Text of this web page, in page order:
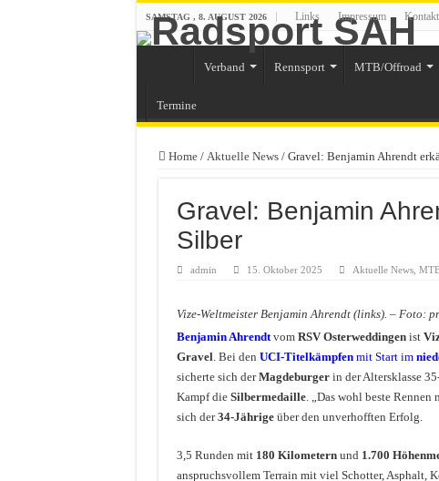
SAMSTAG , 8. AUGUST 2026 Links Impressum Kontakt
Verband Rennsport MTB/Offroad
Termine
Home / Aktuelle News / Gravel: Benjamin Ahrendt
Gravel: Benjamin
Silber
admin 15. Oktober 2025 Aktuelle News,
Vize-Weltmeister Benjamin Ahrendt (links). – Foto:
Benjamin Ahrendtvom RSV Osterweddingenist
Gravel. Bei den UCI-Titelkämpfenmit Start im
sicherte sich derMagdeburgerin der Altersklasse
Kampf die Silbermedaille. „Das wohl beste Rennen
sich der34-Jährigeüber den unverhofften Erfolg.
3,5 Runden mit 180 Kilometernund 1.700
anspruchsvollem Terrain mit viel Schotter, Asphalt,